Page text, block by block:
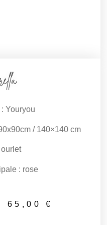
Youryou
/ 140×140 cm
ourlet
: rose
65,00€